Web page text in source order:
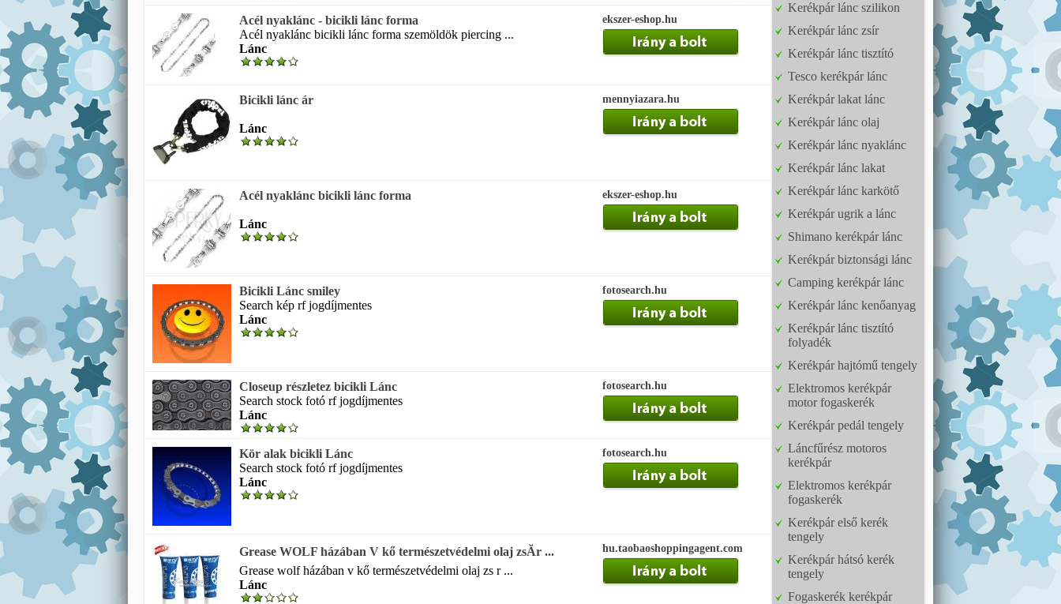
Acél nyaklánc - bicikli lánc forma
Acél nyaklánc bicikli lánc forma szemöldök piercing ...
Lánc
ekszer-eshop.hu
Bicikli lánc ár
Lánc
mennyiazara.hu
Acél nyaklánc bicikli lánc forma
Lánc
ekszer-eshop.hu
Bicikli Lánc smiley
Search kép rf jogdíjmentes
Lánc
fotosearch.hu
Closeup részletez bicikli Lánc
Search stock fotó rf jogdíjmentes
Lánc
fotosearch.hu
Kör alak bicikli Lánc
Search stock fotó rf jogdíjmentes
Lánc
fotosearch.hu
Grease WOLF házában V kő természetvédelmi olaj zsĂ­r ...
Grease wolf házában v kő természetvédelmi olaj zs r ...
Lánc
hu.taobaoshoppingagent.com
Kerékpár lánc szilikon
Kerékpár lánc zsír
Kerékpár lánc tisztító
Tesco kerékpár lánc
Kerékpár lakat lánc
Kerékpár lánc olaj
Kerékpár lánc nyaklánc
Kerékpár lánc lakat
Kerékpár lánc karkötő
Kerékpár ugrik a lánc
Shimano kerékpár lánc
Kerékpár biztonsági lánc
Camping kerékpár lánc
Kerékpár lánc kenőanyag
Kerékpár lánc tisztító
folyadék
Kerékpár hajtómű tengely
Elektromos kerékpár
motor fogaskerék
Kerékpár pedál tengely
Láncfűrész motoros
kerékpár
Elektromos kerékpár
fogaskerék
Kerékpár első kerék
tengely
Kerékpár hátsó kerék
tengely
Fogaskerék kerékpár